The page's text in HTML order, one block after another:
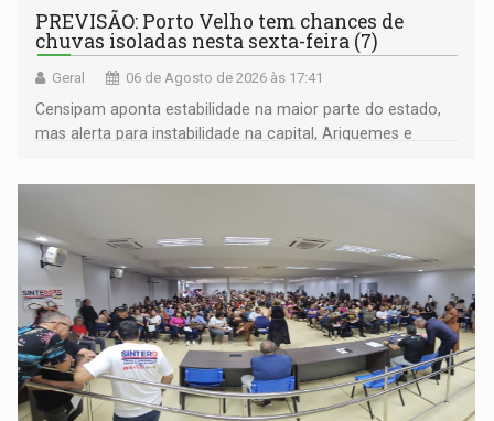
PREVISÃO: Porto Velho tem chances de
chuvas isoladas nesta sexta-feira (7)
Geral 06 de Agosto de 2026 às 17:41
Censipam aponta estabilidade na maior parte do estado,
mas alerta para instabilidade na capital, Ariquemes e